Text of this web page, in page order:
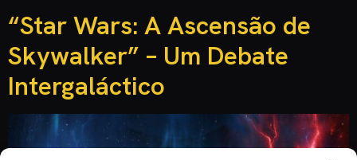
“Star Wars: A Ascensão de
Skywalker” – Um Debate
Intergaláctico